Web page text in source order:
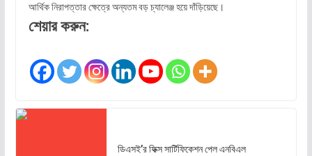
আর্থিক নিরাপত্তার ক্ষেত্রে অন্যতম বড় চ্যালেঞ্জ হয়ে দাঁড়িয়েছে।
শেয়ার করুন:
ডিএসই’র ফিক্স সার্টিফিকেশন পেল এনবিএল